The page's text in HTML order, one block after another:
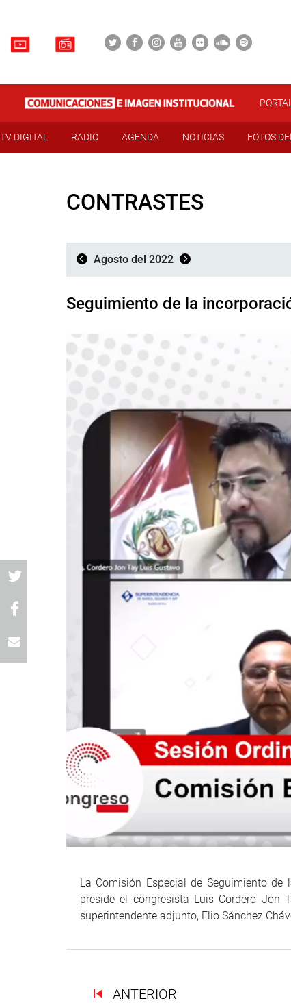
PORTAL
TV DIGITAL RADIO AGENDA NOTICIAS FOTOS
CONTRASTES
Agosto del 2022
Seguimiento de la
La Comisión Especial de Seguimiento de
preside el congresista Luis Cordero Jon
superintendente adjunto, Elio Sánchez
ANTERIOR